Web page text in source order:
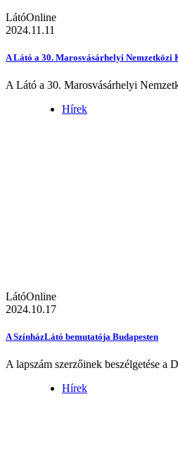
LátóOnline
2024.11.11
A Látó a 30. Marosvásárhelyi Nemzetközi
A Látó a 30. Marosvásárhelyi
Hírek
LátóOnline
2024.10.17
A SzínházLátó bemutatója Budapesten
A lapszám szerzőinek beszélgetése a
Hírek